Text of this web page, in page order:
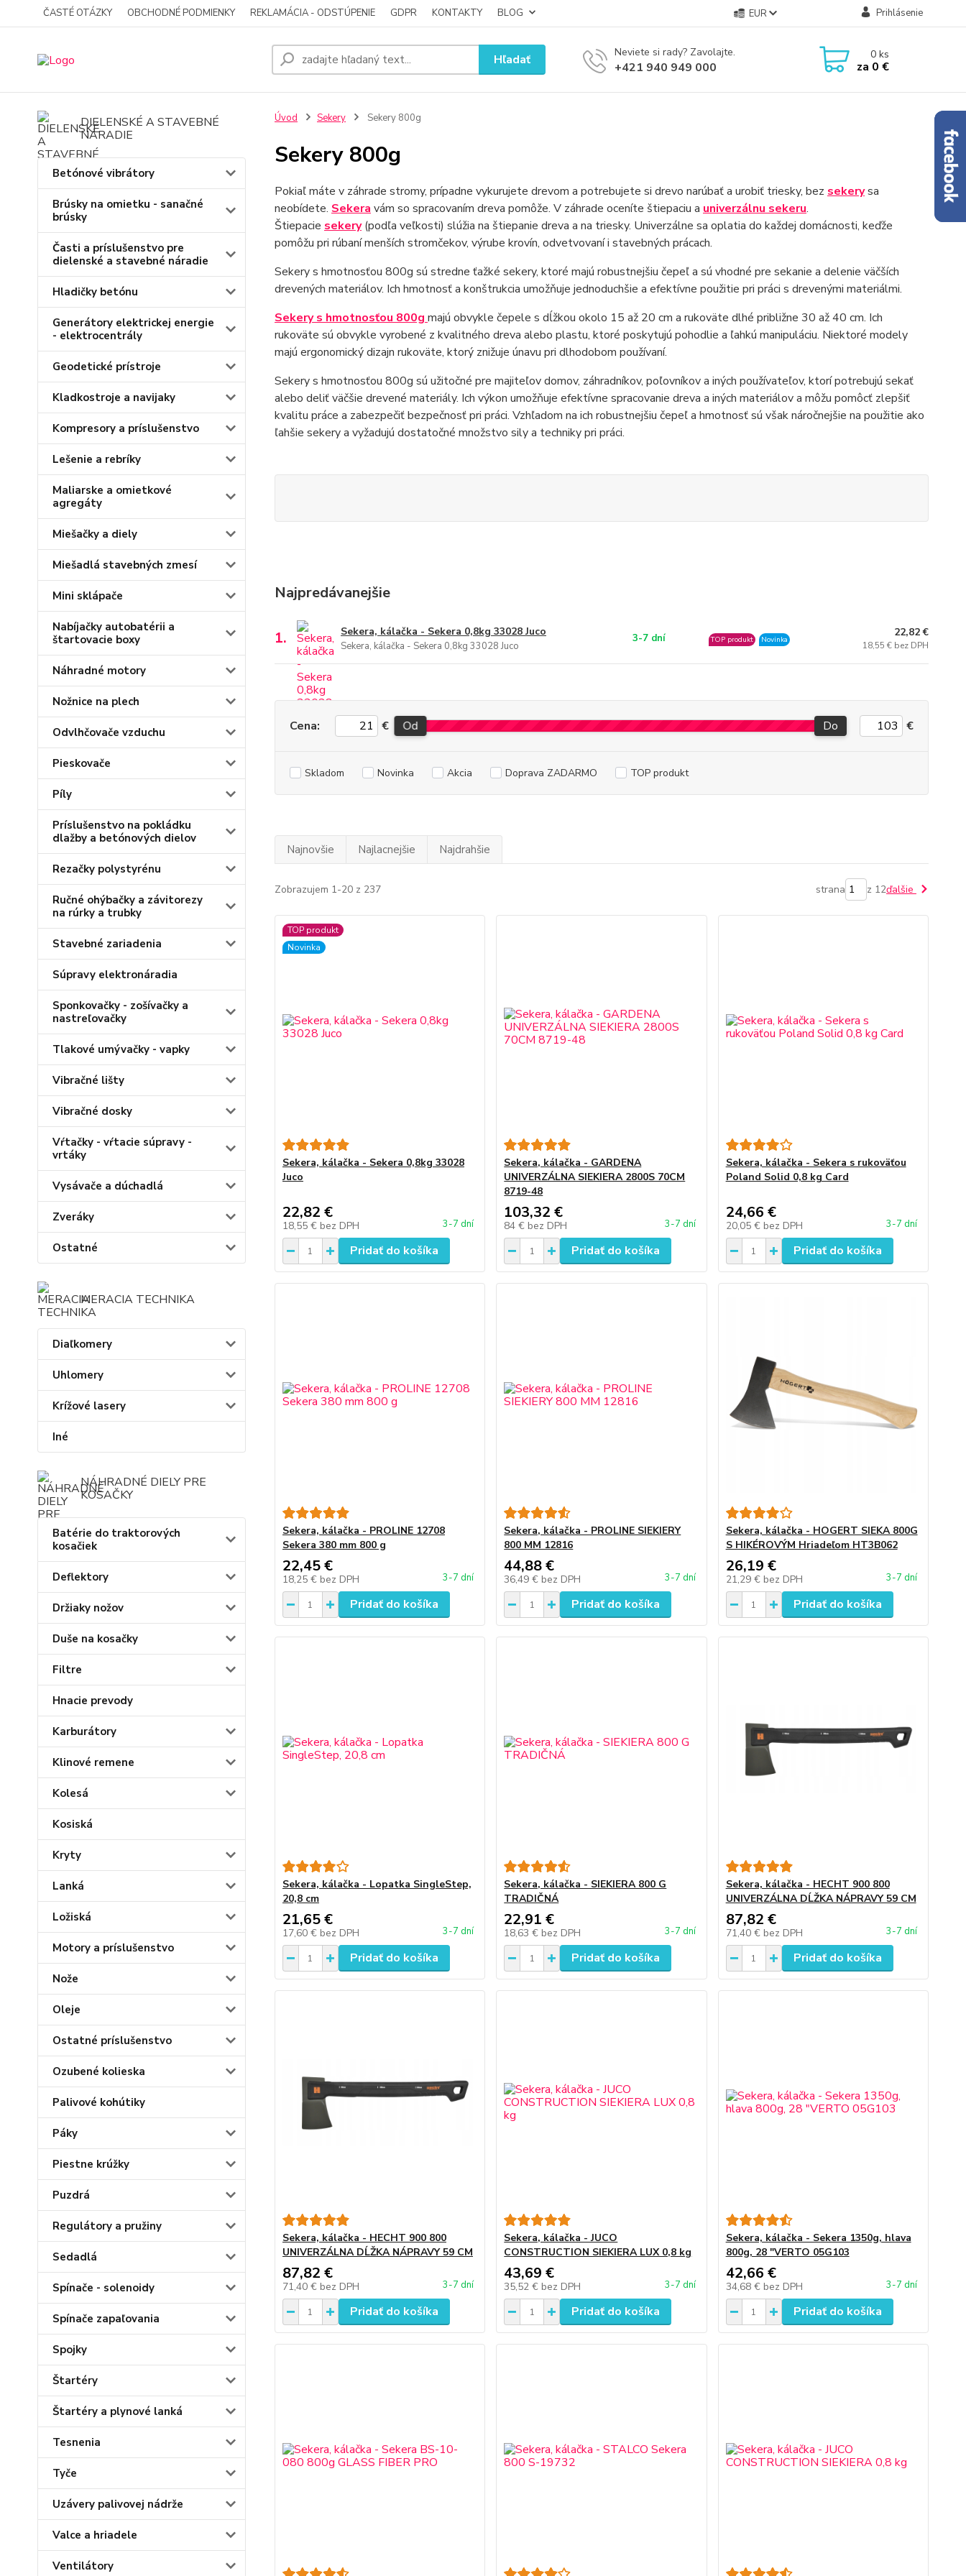
ČASTÉ OTÁZKY OBCHODNÉ PODMIENKY REKLAMÁCIA - ODSTÚPENIE GDPR KONTAKTY BLOG EUR Prihlásenie
Hľadať Neviete si rady? Zavolajte.
+421 940 949 000
0ks
za 0 €
DIELENSKÉ A STAVEBNÉ
NÁRADIE
Betónové vibrátory
Brúsky na omietku - sanačné
brúsky
Časti a príslušenstvo pre
dielenské a stavebné náradie
Hladičky betónu
Generátory elektrickej energie
- elektrocentrály
Geodetické prístroje
Kladkostroje a navijaky
Kompresory a príslušenstvo
Lešenie a rebríky
Maliarske a omietkové
agregáty
Miešačky a diely
Miešadlá stavebných zmesí
Mini sklápače
Nabíjačky autobatérii a
štartovacie boxy
Náhradné motory
Nožnice na plech
Odvlhčovače vzduchu
Pieskovače
Píly
Príslušenstvo na pokládku
dlažby a betónových dielov
Rezačky polystyrénu
Ručné ohýbačky a závitorezy
na rúrky a trubky
Stavebné zariadenia
Súpravy elektronáradia
Sponkovačky - zošívačky a
nastreľovačky
Tlakové umývačky - vapky
Vibračné lišty
Vibračné dosky
Vŕtačky - vŕtacie súpravy -
vrtáky
Vysávače a dúchadlá
Zveráky
Ostatné
MERACIA TECHNIKA
Diaľkomery
Uhlomery
Krížové lasery
Iné
NÁHRADNÉ DIELY PRE
KOSAČKY
Batérie do traktorových
kosačiek
Deflektory
Držiaky nožov
Duše na kosačky
Filtre
Hnacie prevody
Karburátory
Klinové remene
Kolesá
Kosiská
Kryty
Lanká
Ložiská
Motory a príslušenstvo
Nože
Oleje
Ostatné príslušenstvo
Ozubené kolieska
Palivové kohútiky
Páky
Piestne krúžky
Puzdrá
Regulátory a pružiny
Sedadlá
Spínače - solenoidy
Spínače zapaľovania
Spojky
Štartéry
Štartéry a plynové lanká
Tesnenia
Tyče
Uzávery palivovej nádrže
Valce a hriadele
Ventilátory
Úvod Sekery Sekery 800g
Sekery 800g
Pokiaľ máte v záhrade stromy, prípadne vykurujete drevom a potrebujete si drevo narúbať a urobiť triesky, bez sekerysa
neobídete. Sekera vám so spracovaním dreva pomôže. V záhrade oceníte štiepaciu a univerzálnu sekeru.
Štiepacie sekery(podľa veľkosti) slúžia na štiepanie dreva a na triesky. Univerzálne sa oplatia do každej domácnosti, keďže
pomôžu pri rúbaní menších stromčekov, výrube krovín, odvetvovaní i stavebných prácach.
Sekery s hmotnosťou 800g sú stredne ťažké sekery, ktoré majú robustnejšiu čepeľ a sú vhodné pre sekanie a delenie väčších
drevených materiálov. Ich hmotnosť a konštrukcia umožňuje jednoduchšie a efektívne použitie pri práci s drevenými materiálmi.
Sekery s hmotnosťou 800g majú obvykle čepele s dĺžkou okolo 15 až 20 cm a rukoväte dlhé približne 30 až 40 cm. Ich
rukoväte sú obvykle vyrobené z kvalitného dreva alebo plastu, ktoré poskytujú pohodlie a ľahkú manipuláciu. Niektoré modely
majú ergonomický dizajn rukoväte, ktorý znižuje únavu pri dlhodobom používaní.
Sekery s hmotnosťou 800g sú užitočné pre majiteľov domov, záhradníkov, poľovníkov a iných používateľov, ktorí potrebujú sekať
alebo deliť väčšie drevené materiály. Ich výkon umožňuje efektívne spracovanie dreva a iných materiálov a môžu pomôcť zlepšiť
kvalitu práce a zabezpečiť bezpečnosť pri práci. Vzhľadom na ich robustnejšiu čepeľ a hmotnosť sú však náročnejšie na použitie ako
ľahšie sekery a vyžadujú dostatočné množstvo sily a techniky pri práci.
Najpredávanejšie
1. Sekera, kálačka - Sekera 0,8kg 33028 Juco
Sekera, kálačka - Sekera 0,8kg 33028 Juco
3-7 dní TOP produkt Novinka
22,82 €
18,55 € bez DPH
Cena: € Od Do €
Skladom Novinka Akcia Doprava ZADARMO TOP produkt
Najnovšie Najlacnejšie Najdrahšie
Zobrazujem 1-20 z 237 strana z 12ďalšie
TOP produkt
Novinka
Sekera, kálačka - Sekera 0,8kg 33028
Juco
22,82 €
18,55 € bez DPH 3-7 dní
Pridať do košíka
Sekera, kálačka - GARDENA
UNIVERZÁLNA SIEKIERA 2800S 70CM
8719-48
103,32 €
84 € bez DPH 3-7 dní
Pridať do košíka
Sekera, kálačka - Sekera s rukoväťou
Poland Solid 0,8 kg Card
24,66 €
20,05 € bez DPH 3-7 dní
Pridať do košíka
Sekera, kálačka - PROLINE 12708
Sekera 380 mm 800 g
22,45 €
18,25 € bez DPH 3-7 dní
Pridať do košíka
Sekera, kálačka - PROLINE SIEKIERY
800 MM 12816
44,88 €
36,49 € bez DPH 3-7 dní
Pridať do košíka
Sekera, kálačka - HOGERT SIEKA 800G
S HIKÉROVÝM Hriadeľom HT3B062
26,19 €
21,29 € bez DPH 3-7 dní
Pridať do košíka
Sekera, kálačka - Lopatka SingleStep,
20,8 cm
21,65 €
17,60 € bez DPH 3-7 dní
Pridať do košíka
Sekera, kálačka - SIEKIERA 800 G
TRADIČNÁ
22,91 €
18,63 € bez DPH 3-7 dní
Pridať do košíka
Sekera, kálačka - HECHT 900 800
UNIVERZÁLNA DĹŽKA NÁPRAVY 59 CM
87,82 €
71,40 € bez DPH 3-7 dní
Pridať do košíka
Sekera, kálačka - HECHT 900 800
UNIVERZÁLNA DĹŽKA NÁPRAVY 59 CM
87,82 €
71,40 € bez DPH 3-7 dní
Pridať do košíka
Sekera, kálačka - JUCO
CONSTRUCTION SIEKIERA LUX 0,8 kg
43,69 €
35,52 € bez DPH 3-7 dní
Pridať do košíka
Sekera, kálačka - Sekera 1350g, hlava
800g, 28 "VERTO 05G103
42,66 €
34,68 € bez DPH 3-7 dní
Pridať do košíka